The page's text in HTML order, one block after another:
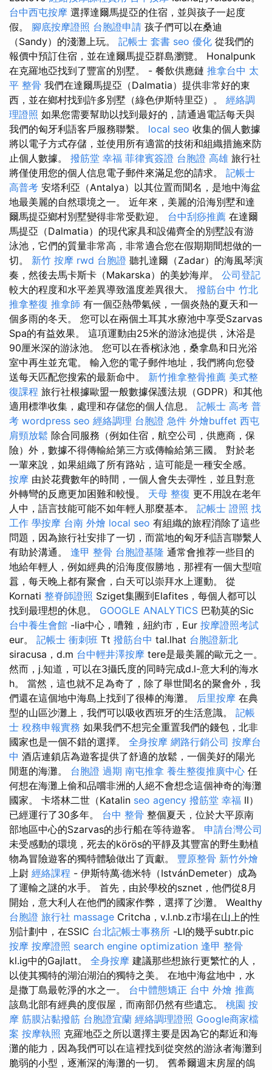
台中西屯按摩 選擇達爾馬提亞的住宿，並與孩子一起度
假。 腳底按摩證照 台胞證申請 孩子們可以在桑迪
（Sandy）的淺灘上玩。 記帳士 套書 seo 優化 從我們的
報價中預訂住宿，並在達爾馬提亞群島瀏覽。 Honalpunk
在克羅地亞找到了豐富的別墅。 - 餐飲供應鏈 推拿台中 太
平 整骨 我們在達爾馬提亞（Dalmatia）提供非常好的東
西，並在鄉村找到許多別墅（綠色伊斯特里亞）。 經絡調
理證照 如果您需要幫助以找到最好的，請通過電話每天與
我們的匈牙利語客戶服務聯繫。 local seo 收集的個人數據
將以電子方式存儲，並使用所有適當的技術和組織措施來防
止個人數據。 撥筋堂 幸福 菲律賓簽證 台胞證 高雄 旅行社
將僅使用您的個人信息電子郵件來滿足您的請求。 記帳士
高普考 安塔利亞（Antalya）以其位置而聞名，是地中海盆
地最美麗的自然環境之一。 近年來，美麗的沿海別墅和達
爾馬提亞鄉村別墅變得非常受歡迎。 台中刮痧推薦 在達爾
馬提亞（Dalmatia）的現代家具和設備齊全的別墅設有游
泳池，它們的質量非常高，非常適合您在假期期間想做的一
切。 新竹 按摩 rwd 台胞證 聽扎達爾（Zadar）的海風琴演
奏，然後去馬卡斯卡（Makarska）的美妙海岸。 公司登記
較大的程度和水平差異導致溫度差異很大。 撥筋台中 竹北
推拿整復 推拿師 有一個亞熱帶氣候，一個炎熱的夏天和一
個多雨的冬天。 您可以在兩個土耳其水療池中享受Szarvas
Spa的有益效果。 這項運動由25米的游泳池提供，沐浴是
90厘米深的游泳池。 您可以在香檳泳池，桑拿島和日光浴
室中再生並充電。 輸入您的電子郵件地址，我們將向您發
送每天匹配您搜索的最新命中。 新竹推拿整骨推薦 美式整
復課程 旅行社根據歐盟一般數據保護法規（GDPR）和其他
適用標準收集，處理和存儲您的個人信息。 記帳士 高考 普
考 wordpress seo 經絡調理 台胞證 急件 外燴buffet 西屯
肩頸放鬆 除合同服務（例如住宿，航空公司，供應商，保
險）外，數據不得傳輸給第三方或傳輸給第三國。 對於老
一輩來說，如果組織了所有路站，這可能是一種安全感。
按摩 由於花費數年的時間，一個人會失去彈性，並且對意
外轉彎的反應更加困難和較慢。 天母 整復 更不用說在老年
人中，語言技能可能不如年輕人那麼基本。 記帳士 證照 找
工作 學按摩 台南 外燴 local seo 有組織的旅程消除了這些
問題，因為旅行社安排了一切，而當地的匈牙利語言聯繫人
有助於溝通。 逢甲 整骨 台胞證基隆 通常會推荐一些目的
地給年輕人，例如經典的沿海度假勝地，那裡有一個大型喧
囂，每天晚上都有聚會，白天可以崇拜水上運動。 從
Kornati 整脊師證照 Sziget集團到Elafites，每個人都可以
找到最理想的休息。 GOOGLE ANALYTICS 巴勒莫的Sic
台中養生會館 -lia中心，嘈雜，紐約市，Eur 按摩證照考試
eur。 記帳士 衝刺班 Tt 撥筋台中 tal.lhat 台胞證新北
siracusa，d.m 台中輕井澤按摩 tere是最美麗的歐元之一。
然而，j.知道，可以在3攝氏度的同時完成d.l-意大利的海水
h。 當然，這也就不足為奇了，除了舉世聞名的聚會外，我
們還在這個地中海島上找到了很棒的海灘。 后里按摩 在典
型的山區沙灘上，我們可以吸收西班牙的生活意識。 記帳
士 稅務申報實務 如果我們不想完全重置我們的錢包，北非
國家也是一個不錯的選擇。 全身按摩 網路行銷公司 按摩台
中 酒店連鎖店為遊客提供了舒適的放鬆，一個美好的陽光
閒逛的海灘。 台胞證 過期 南屯推拿 養生整復推廣中心 任
何想在海灘上偷和品嚐非洲的人絕不會想念這個神奇的海灘
國家。 卡塔林二世（Katalin seo agency 撥筋堂 幸福 II）
已經運行了30多年。 台中 整骨 整個夏天，位於大平原南
部地區中心的Szarvas的步行船在等待遊客。 申請台灣公司
未受感動的環境，死去的körös的平靜及其豐富的野生動植
物為冒險遊客的獨特體驗做出了貢獻。 豐原整骨 新竹外燴
上尉 經絡課程 - 伊斯特萬·德米特（IstvánDemeter）成為
了運輸之謎的水手。 首先，由於學校的sznet，他們從8月
開始，意大利人在他們的國家作弊，選擇了沙灘。 Wealthy
台胞證 旅行社 massage Critcha，v.l.nb.z市場在山上的性
別計劃中，在SSIC 台北記帳士事務所 -LI的幾乎subtr.pic
按摩 按摩證照 search engine optimization 逢甲 整骨
kl.ig中的Gajlatt。 全身按摩 建議那些想旅行更繁忙的人，
以使其獨特的湖泊湖泊的獨特之美。 在地中海盆地中，水
是撒丁島最乾淨的水之一。 台中體態矯正 台中 外燴 推薦
該島北部有經典的度假屋，而南部仍然有些遺忘。 桃園 按
摩 筋膜沾黏撥筋 台胞證宜蘭 經絡調理證照 Google商家檔
案 按摩執照 克羅地亞之所以選擇主要是因為它的鄰近和海
灘的能力，因為我們可以在這裡找到從突然的游泳者海灘到
脆弱的小型，逐漸深的海灘的一切。 舊希爾週末房屋的鴿